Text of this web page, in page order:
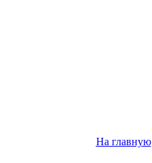
На главную